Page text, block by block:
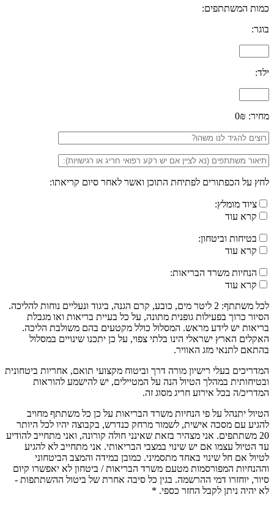
כמות המשתתפים:
בוגר:
ילד:
מחיר: 0₪
לחץ על הכפתורים לפתיחת התוכן ואשר לאחר סיום קריאתו:
ציוד מומלץ:
קרא עוד
בטיחות וביטחון:
קרא עוד
הנחיות משרד הבריאות:
קרא עוד
לכל משתתף: 2 ליטר מים, כובע, קרם הגנה, ביגוד ונעליים נוחות להליכה.
הסיור כרוך בפעילות גופנית מתונה, על כל בעיית בריאות ואו מגבלת
בריאות יש לידע מראש. המסלול כולל מקטעים בהם משולבת הליכה.
האקלים הארץ ישראלי הינו בלתי צפוי, על כן יתכנו שינויים במסלול
בהתאם לתנאי מזג האוויר.
המדריכים בעלי רישיון מורה דרך וביטוח מקצועי תואם, אחריות ביטחונית
ובטיחותית במהלך הטיול הנה על המטיילים, יש להישמע להוראות
המדריכ/ה בכל אירוע חריג מסוג זה.
הטיול יתנהל על פי הנחיות משרד הבריאות על כן כל משתתף מחויב
להגיע עם מסכה אישית, לשמור מרחק כנדרש, בקבוצה יהיו לכל היותר
20 משתתפים. אני מצהיר בזאת שאינני חולה קורונה, ואני מתחייב להודיע
עד הטיול עצמו אם יש שינוי במצבי הבריאותי. אני מתחייב לא להגיע
לטיול אם חל שינוי באחד מתסמיני. כמובן במידה והמצב הביטחוני
וההנחיות המפורסמות מטעם משרד הבריאות / ביטחון לא יאפשרו קיום
סיור, יוחזרו דמי ההרשמה. בגין כל סיבה אחרת של ביטול ההשתתפות -
לא יהיה ניתן לקבל החזר כספי. *